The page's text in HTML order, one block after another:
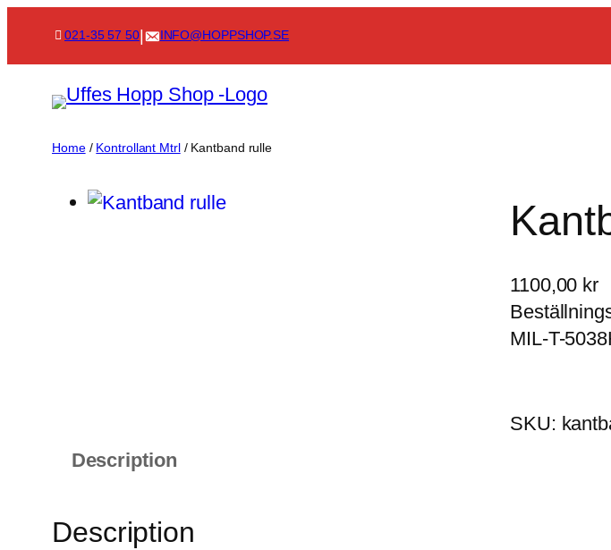
021-35 57 50| INFO@HOPPSHOP.SE
Home/ Kontrollant Mtrl/ Kantband rulle
1100,00 kr
MIL-T-
SKU:
Description
Description